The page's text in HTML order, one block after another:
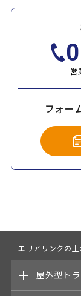
営
フォー
エリアリンクの土
屋外型 ト